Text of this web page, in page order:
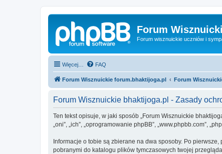
Forum
Forum wisznuickie uczniów i
Więcej… FAQ
Forum Wisznuickie forum.bhaktijoga.pl Forum
Forum Wisznuickie bhaktijoga.pl - Zasady
Ten tekst opisuje, w jaki sposób „Forum Wisznuickie
„oni”, „ich”, „oprogramowanie phpBB”, „www.phpbb.com”,
Informacje o tobie są zbierane na dwa sposoby. Po
pobranymi do katalogu plików tymczasowych twojej